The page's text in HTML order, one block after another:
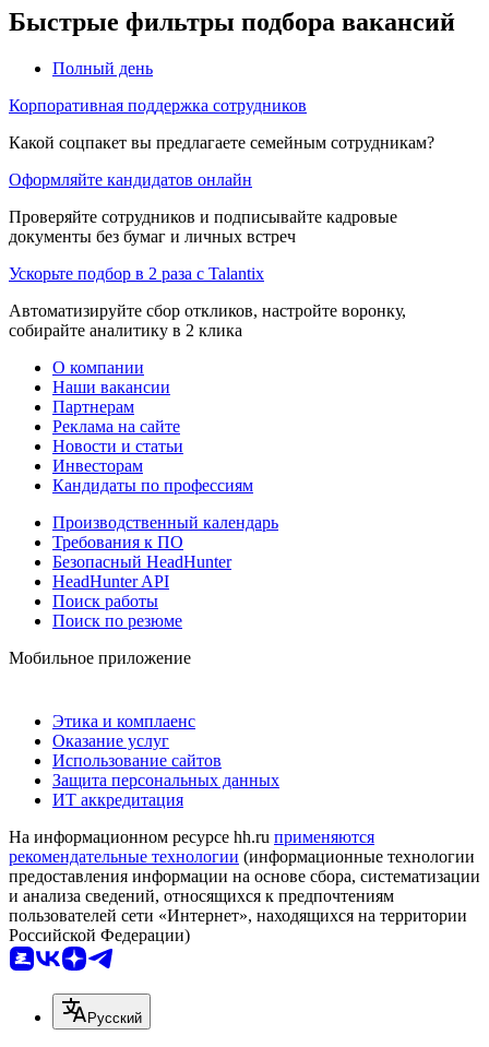
Быстрые фильтры подбора вакансий
Полный день
Корпоративная поддержка сотрудников
Какой соцпакет вы предлагаете семейным сотрудникам?
Оформляйте кандидатов онлайн
Проверяйте сотрудников и подписывайте кадровые
документы без бумаг и личных встреч
Ускорьте подбор в 2 раза с Talantix
Автоматизируйте сбор откликов, настройте воронку,
собирайте аналитику в 2 клика
О компании
Наши вакансии
Партнерам
Реклама на сайте
Новости и статьи
Инвесторам
Кандидаты по профессиям
Производственный календарь
Требования к ПО
Безопасный HeadHunter
HeadHunter API
Поиск работы
Поиск по резюме
Мобильное приложение
Этика и комплаенс
Оказание услуг
Использование сайтов
Защита персональных данных
ИТ аккредитация
На информационном ресурсе hh.ru применяются
рекомендательные технологии (информационные технологии
предоставления информации на основе сбора, систематизации
и анализа сведений, относящихся к предпочтениям
пользователей сети «Интернет», находящихся на территории
Российской Федерации)
Русский